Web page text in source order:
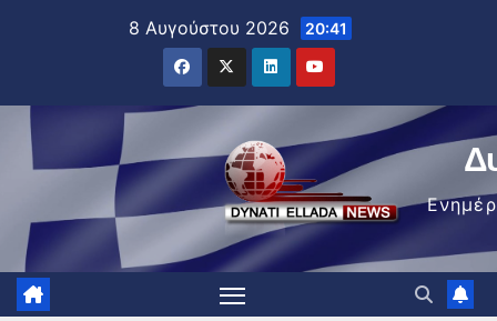
8 Αυγούστου 2026 20:41